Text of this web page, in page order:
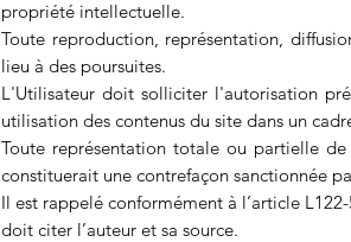
propriété intellectuelle.
Toute reproduction, représentation,
lieu à des poursuites.
L'Utilisateur doit solliciter l'autorisation
utilisation des contenus du site dans un
Toute représentation totale ou partielle
constituerait une contrefaçon sanctionnée
Il est rappelé conformément à l’article
doit citer l’auteur et sa source.